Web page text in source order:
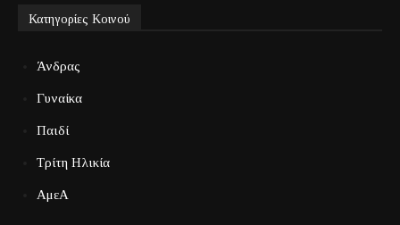
Κατηγορίες Κοινού
Άνδρας
Γυναίκα
Παιδί
Τρίτη Ηλικία
ΑμεΑ